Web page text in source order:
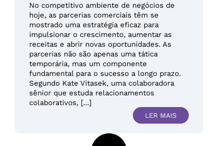
No competitivo ambiente de negócios de
hoje, as parcerias comerciais têm se
mostrado uma estratégia eficaz para
impulsionar o crescimento, aumentar as
receitas e abrir novas oportunidades. As
parcerias não são apenas uma tática
temporária, mas um componente
fundamental para o sucesso a longo prazo.
Segundo Kate Vitasek, uma colaboradora
sênior que estuda relacionamentos
colaborativos, [...]
LER MAIS